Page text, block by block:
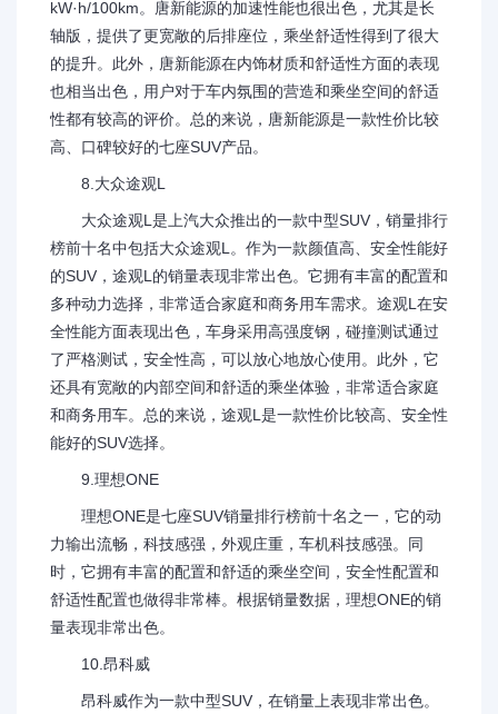
kW·h/100km。唐新能源的加速性能也很出色，尤其是长
轴版，提供了更宽敞的后排座位，乘坐舒适性得到了很大
的提升。此外，唐新能源在内饰材质和舒适性方面的表现
也相当出色，用户对于车内氛围的营造和乘坐空间的舒适
性都有较高的评价。总的来说，唐新能源是一款性价比较
高、口碑较好的七座SUV产品。
8.大众途观L
大众途观L是上汽大众推出的一款中型SUV，销量排行
榜前十名中包括大众途观L。作为一款颜值高、安全性能好
的SUV，途观L的销量表现非常出色。它拥有丰富的配置和
多种动力选择，非常适合家庭和商务用车需求。途观L在安
全性能方面表现出色，车身采用高强度钢，碰撞测试通过
了严格测试，安全性高，可以放心地放心使用。此外，它
还具有宽敞的内部空间和舒适的乘坐体验，非常适合家庭
和商务用车。总的来说，途观L是一款性价比较高、安全性
能好的SUV选择。
9.理想ONE
理想ONE是七座SUV销量排行榜前十名之一，它的动
力输出流畅，科技感强，外观庄重，车机科技感强。同
时，它拥有丰富的配置和舒适的乘坐空间，安全性配置和
舒适性配置也做得非常棒。根据销量数据，理想ONE的销
量表现非常出色。
10.昂科威
昂科威作为一款中型SUV，在销量上表现非常出色。